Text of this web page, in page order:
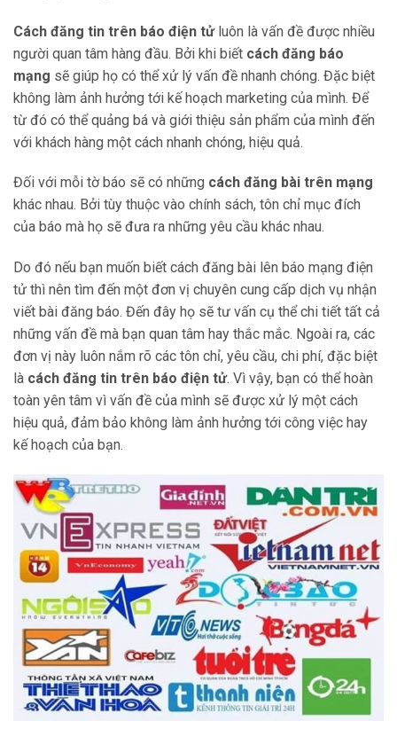
Cách đăng tin trên báo điện tửluôn là vấn đề được nhiều
người quan tâm hàng đầu. Bởi khi biết cách đăng báo
mạng sẽ giúp họ có thể xử lý vấn đề nhanh chóng. Đặc biệt
không làm ảnh hưởng tới kế hoạch marketing của mình. Để
từ đó có thể quảng bá và giới thiệu sản phẩm của mình đến
với khách hàng một cách nhanh chóng, hiệu quả.
Đối với mỗi tờ báo sẽ có những cách đăng bài trên mạng
khác nhau. Bởi tùy thuộc vào chính sách, tôn chỉ mục đích
của báo mà họ sẽ đưa ra những yêu cầu khác nhau.
Do đó nếu bạn muốn biết cách đăng bài lên báo mạng điện
tử thì nên tìm đến một đơn vị chuyên cung cấp dịch vụ nhận
viết bài đăng báo. Đến đây họ sẽ tư vấn cụ thể chi tiết tất cả
những vấn đề mà bạn quan tâm hay thắc mắc. Ngoài ra, các
đơn vị này luôn nắm rõ các tôn chỉ, yêu cầu, chi phí, đặc biệt
là cách đăng tin trên báo điện tử. Vì vậy, bạn có thể hoàn
toàn yên tâm vì vấn đề của mình sẽ được xử lý một cách
hiệu quả, đảm bảo không làm ảnh hưởng tới công việc hay
kế hoạch của bạn.